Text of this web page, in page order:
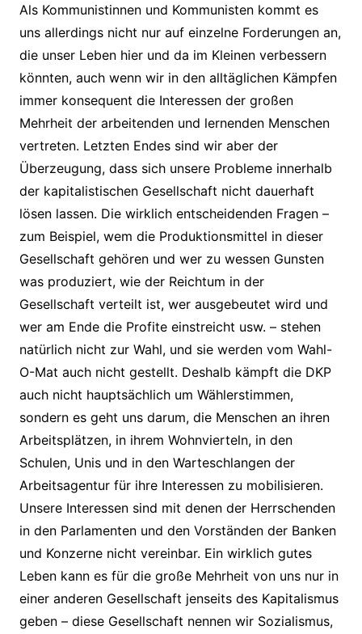
Als Kommunistinnen und Kommunisten kommt es
uns allerdings nicht nur auf einzelne Forderungen an,
die unser Leben hier und da im Kleinen verbessern
könnten, auch wenn wir in den alltäglichen Kämpfen
immer konsequent die Interessen der großen
Mehrheit der arbeitenden und lernenden Menschen
vertreten. Letzten Endes sind wir aber der
Überzeugung, dass sich unsere Probleme innerhalb
der kapitalistischen Gesellschaft nicht dauerhaft
lösen lassen. Die wirklich entscheidenden Fragen –
zum Beispiel, wem die Produktionsmittel in dieser
Gesellschaft gehören und wer zu wessen Gunsten
was produziert, wie der Reichtum in der
Gesellschaft verteilt ist, wer ausgebeutet wird und
wer am Ende die Profite einstreicht usw. – stehen
natürlich nicht zur Wahl, und sie werden vom Wahl-
O-Mat auch nicht gestellt. Deshalb kämpft die DKP
auch nicht hauptsächlich um Wählerstimmen,
sondern es geht uns darum, die Menschen an ihren
Arbeitsplätzen, in ihrem Wohnvierteln, in den
Schulen, Unis und in den Warteschlangen der
Arbeitsagentur für ihre Interessen zu mobilisieren.
Unsere Interessen sind mit denen der Herrschenden
in den Parlamenten und den Vorständen der Banken
und Konzerne nicht vereinbar. Ein wirklich gutes
Leben kann es für die große Mehrheit von uns nur in
einer anderen Gesellschaft jenseits des Kapitalismus
geben – diese Gesellschaft nennen wir Sozialismus,